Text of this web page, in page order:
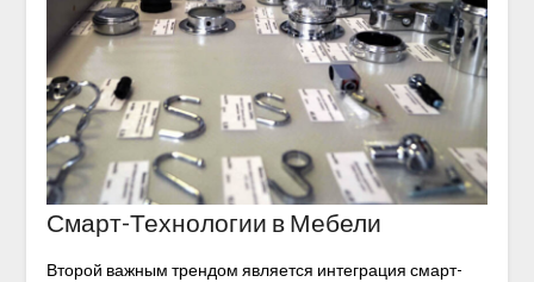
Смарт-Технологии в Мебели
Второй важным трендом является интеграция смарт-